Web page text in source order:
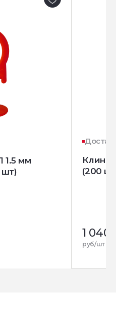
1.5 мм
Клин
(200
1 040
руб/шт